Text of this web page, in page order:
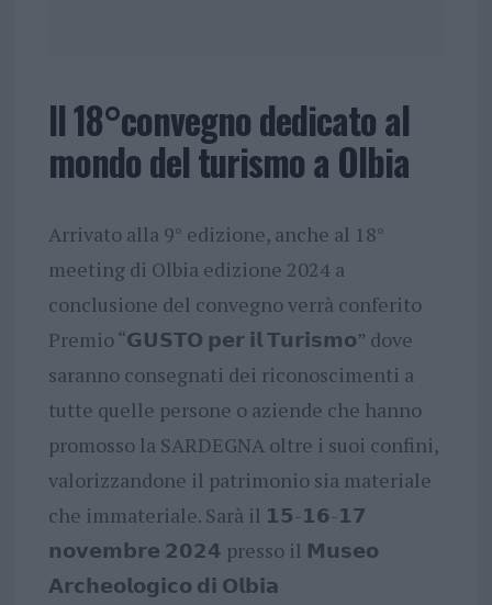
Il 18°convegno dedicato al
mondo del turismo a Olbia
Arrivato alla 9° edizione, anche al 18°
meeting di Olbia edizione 2024 a
conclusione del convegno verrà conferito
Premio “𝗚𝗨𝗦𝗧𝗢 𝗽𝗲𝗿 𝗶𝗹 𝗧𝘂𝗿𝗶𝘀𝗺𝗼” dove
saranno consegnati dei riconoscimenti a
tutte quelle persone o aziende che hanno
promosso la SARDEGNA oltre i suoi confini,
valorizzandone il patrimonio sia materiale
che immateriale. Sarà il 𝟭𝟱-𝟭𝟲-𝟭𝟳
𝗻𝗼𝘃𝗲𝗺𝗯𝗿𝗲 𝟮𝟬𝟮𝟰 presso il 𝗠𝘂𝘀𝗲𝗼
𝗔𝗿𝗰𝗵𝗲𝗼𝗹𝗼𝗴𝗶𝗰𝗼 𝗱𝗶 𝗢𝗹𝗯𝗶𝗮